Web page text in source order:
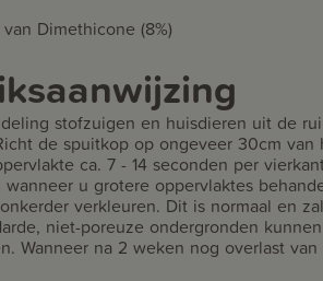
Dimethicone (8%)
stofzuigen en huisdieren uit de
de spuitkop op ongeveer 30cm
ca. 7 - 14 seconden per
wanneer u grotere oppervlaktes
verkleuren. Dit is normaal en
niet-poreuze ondergronden
Wanneer na 2 weken nog overlast